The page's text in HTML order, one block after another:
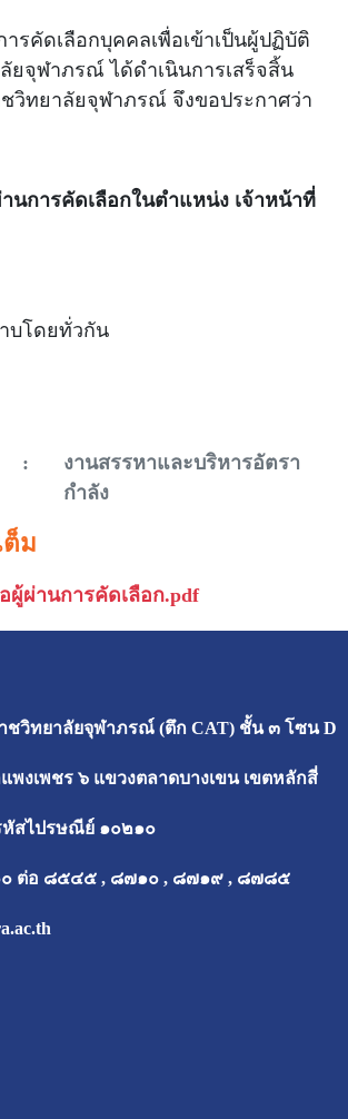
รคัดเลือกบุคคลเพื่อเข้าเป็นผู้ปฏิบัติ
ยจุฬาภรณ์ ได้ดำเนินการเสร็จสิ้น
ชวิทยาลัยจุฬาภรณ์ จึงขอประกาศว่า
นการคัดเลือกในตำแหน่ง เจ้าหน้าที่
บโดยทั่วกัน
:
งานสรรหาและบริหารอัตรา
กำลัง
ต็ม
ผู้ผ่านการคัดเลือก.pdf
ชวิทยาลัยจุฬาภรณ์ (ตึก CAT) ชั้น ๓ โซน D
พงเพชร ๖ แขวงตลาดบางเขน เขตหลักสี่
หัสไปรษณีย์ ๑๐๒๑๐
ต่อ ๘๕๔๕ , ๘๗๑๐ , ๘๗๑๙ , ๘๗๘๕